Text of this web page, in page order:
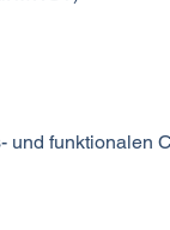
und funktionalen